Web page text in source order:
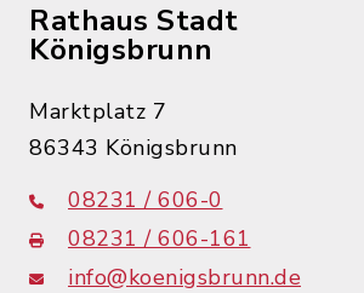
Rathaus Stadt
Königsbrunn
Marktplatz 7
86343 Königsbrunn
08231 / 606-0
08231 / 606-161
info@koenigsbrunn.de